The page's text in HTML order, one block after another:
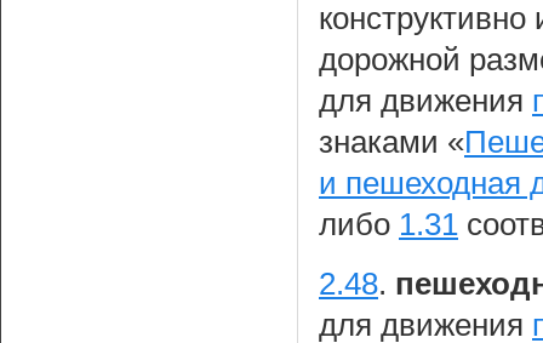
дорожной
для движения
знаками «
и пешеходная
либо 1.31
2.48.
для движения